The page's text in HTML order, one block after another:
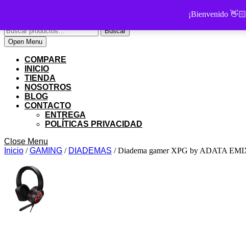
¡Bienvenido
content
Skip
to
content
Buscar
por:
Buscar
My
Account
Cart
item
Open MenuOpen
Menu
COMPARE
INICIO
TIENDA
NOSOTROS
BLOG
CONTACTO
ENTREGA
POLÍTICAS PRIVACIDAD
Close Menu
Menu
Inicio /GAMING / DIADEMAS / Diadema gamer XPG by ADATA